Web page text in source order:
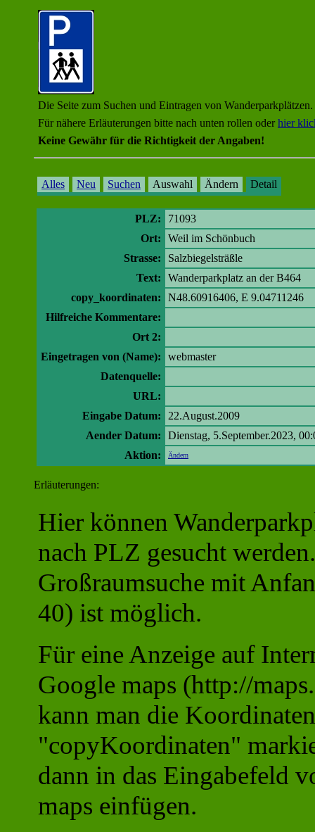
Die Seite zum Suchen und Eintragen von Wanderparkplätzen.
Für nähere Erläuterungen bitte nach unten rollen oderhier
Keine Gewähr für die Richtigkeit der Angaben!
Alles Neu Suchen Auswahl Ändern Detail
PLZ:
71093
Ort:
Weil im Schönbuch
Strasse:
Salzbiegelsträßle
Text:
Wanderparkplatz an der B464
copy_koordinaten:
N48.60916406, E 9.04711246
Hilfreiche Kommentare:
Ort 2:
Eingetragen von (Name):
webmaster
Datenquelle:
URL:
Eingabe Datum:
22.August.2009
Aender Datum:
Dienstag, 5.September.2023,
Aktion:
Ändern
Erläuterungen:
Hier können
nach PLZ gesucht
Großraumsuche mit
40) ist möglich.
Für eine Anzeige auf
Google maps (http://
kann man die
"copyKoordinaten"
dann in das Eingabefeld
maps einfügen.